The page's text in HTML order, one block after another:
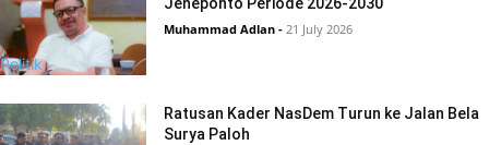
Politik
Jeneponto Periode 2026-2030
Muhammad Adlan - 21 July 2026
Ratusan Kader NasDem Turun ke Jalan Bela
Surya Paloh